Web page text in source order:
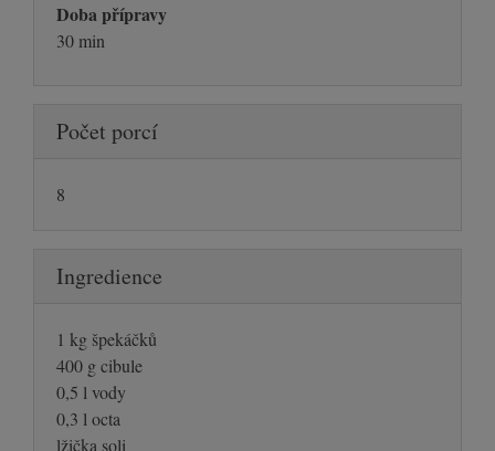
Doba přípravy
30 min
Počet porcí
8
Ingredience
1 kg špekáčků
400 g cibule
0,5 l vody
0,3 l octa
lžička soli